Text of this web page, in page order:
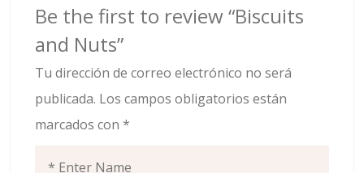
Be the first to review “Biscuits
and Nuts”
Tu dirección de correo electrónico no será
publicada. Los campos obligatorios están
marcados con *